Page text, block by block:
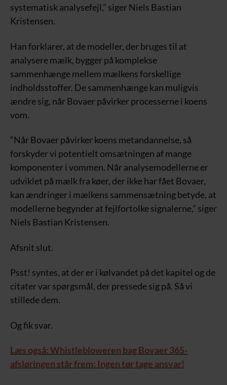
systematisk analysefejl,” siger Niels Bastian
Kristensen.
Han forklarer, at de modeller, der bruges til at
analysere mælk, bygger på komplekse
sammenhænge mellem mælkens forskellige
indholdsstoffer. De sammenhænge kan muligvis
ændre sig, når Bovaer påvirker processerne i koens
vom.
“Når Bovaer påvirker koens metandannelse, så
forskyder vi potentielt omsætningen af mange
komponenter i vommen. Når analysemodellerne er
udviklet på mælk fra køer, der ikke har fået Bovaer,
kan ændringer i mælkens sammensætning betyde, at
modellerne begynder at fejlfortolke signalerne,” siger
Niels Bastian Kristensen.
Afsnit slut.
Psst! syntes, at der er i kølvandet på det kapitel og de
citater var spørgsmål, der pressede sig på. Så vi
stillede dem.
Og fik svar.
Læs også: Whistlebloweren bag Bovaer 365-
afsløringen står frem: Ingen tør tage ansvar!